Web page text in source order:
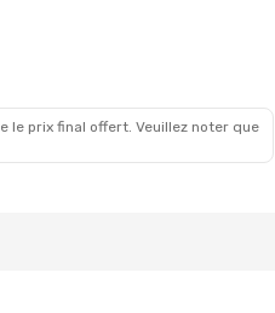
prix final offert. Veuillez noter que